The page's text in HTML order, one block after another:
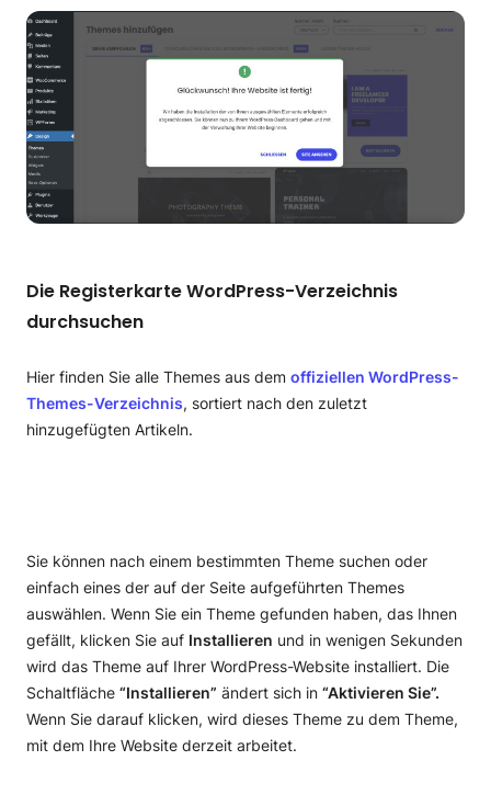
WordPress Sprache Ändern
Die Registerkarte WordPress-Verzeichnis
durchsuchen
Hier finden Sie alle Themes aus dem offiziellen WordPress-
Themes-Verzeichnis, sortiert nach den zuletzt
hinzugefügten Artikeln.
Sie können nach einem bestimmten Theme suchen oder
einfach eines der auf der Seite aufgeführten Themes
auswählen. Wenn Sie ein Theme gefunden haben, das Ihnen
gefällt, klicken Sie auf Installieren und in wenigen Sekunden
wird das Theme auf Ihrer WordPress-Website installiert. Die
Schaltfläche “Installieren” ändert sich in “Aktivieren Sie”.
Wenn Sie darauf klicken, wird dieses Theme zu dem Theme,
mit dem Ihre Website derzeit arbeitet.